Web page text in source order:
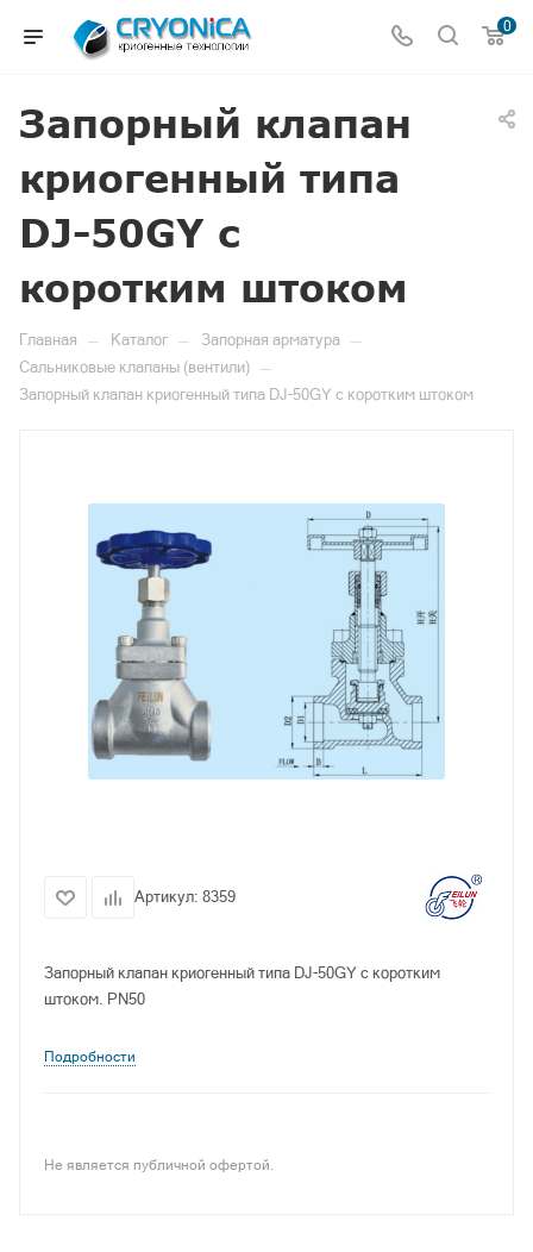
0
Запорный клапан
криогенный типа
DJ-50GY с
коротким штоком
Главная — Каталог — Запорная арматура —
Сальниковые клапаны (вентили) —
Запорный клапан криогенный типа DJ-50GY с коротким штоком
Артикул: 8359
Запорный клапан криогенный типа DJ-50GY с коротким
штоком. PN50
Подробности
Не является публичной офертой.